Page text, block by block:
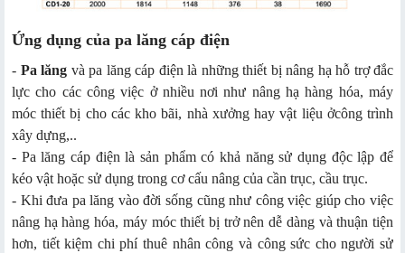
Ứng dụng của pa lăng cáp điện
- Pa lăng và pa lăng cáp điện là những thiết bị nâng hạ hỗ trợ đắc
lực cho các công việc ở nhiều nơi như nâng hạ hàng hóa, máy
móc thiết bị cho các kho bãi, nhà xưởng hay vật liệu ởcông trình
xây dựng,..
- Pa lăng cáp điện là sản phẩm có khả năng sử dụng độc lập để
kéo vật hoặc sử dụng trong cơ cấu nâng của cần trục, cầu trục.
- Khi đưa pa lăng vào đời sống cũng như công việc giúp cho việc
nâng hạ hàng hóa, máy móc thiết bị trở nên dễ dàng và thuận tiện
hơn, tiết kiệm chi phí thuê nhân công và công sức cho người sử